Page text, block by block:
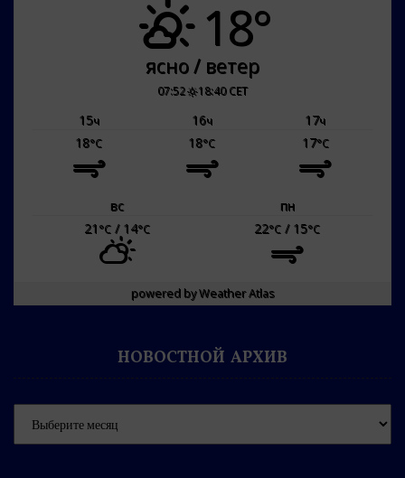
18°
ясно / ветер
07:52 18:40 CET
15ч 16ч 17ч
18°C 18°C 17°C
вс
пн
21°C / 14°C 22°C / 15°C
powered byWeather Atlas
НОВОСТНОЙ АРХИВ